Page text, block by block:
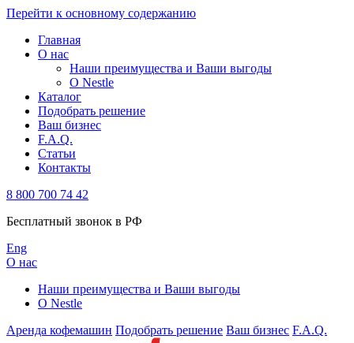
Перейти к основному содержанию
Главная
О нас
Наши преимущества и Ваши выгоды
О Nestle
Каталог
Подобрать решение
Ваш бизнес
F.A.Q.
Статьи
Контакты
8 800 700 74 42
Бесплатный звонок в РФ
Eng
О нас
Наши преимущества и Ваши выгоды
О Nestle
Аренда кофемашин Подобрать решение Ваш бизнес F.A.Q.